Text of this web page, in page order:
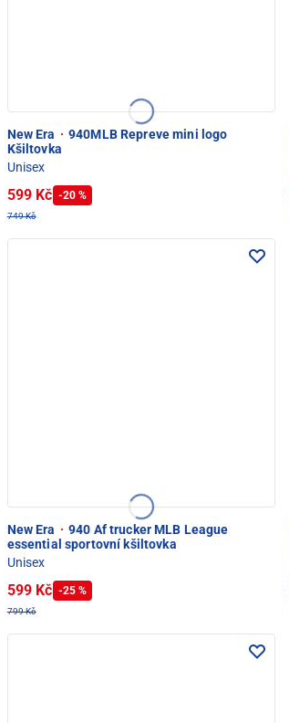
New Era · 940MLB Repreve mini logo
Kšiltovka
Unisex
599 Kč -20 %
749 Kč
New Era · 940 Af trucker MLB League
essential sportovní kšiltovka
Unisex
599 Kč -25 %
799 Kč